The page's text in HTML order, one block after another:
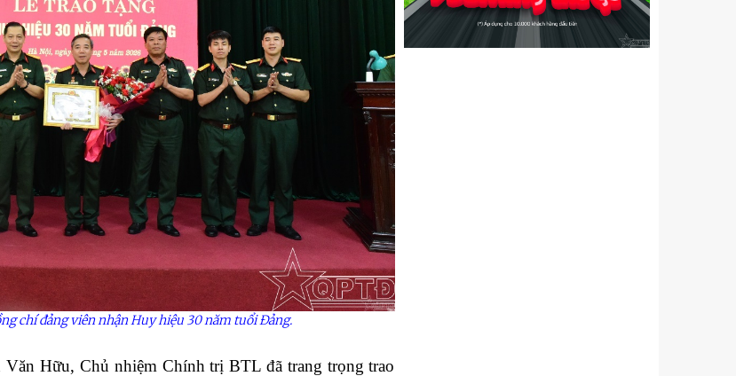
chí đảng viên nhận Huy hiệu 30 năm tuổi Đảng.
Hữu, Chủ nhiệm Chính trị BTL đã trang trọng trao